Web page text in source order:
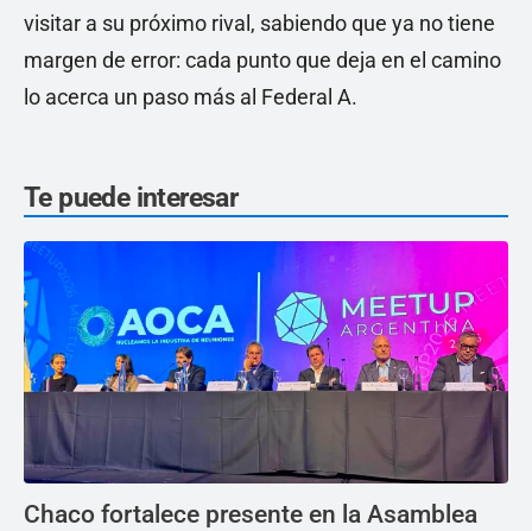
visitar a su próximo rival, sabiendo que ya no tiene
margen de error: cada punto que deja en el camino
lo acerca un paso más al Federal A.
Te puede interesar
Chaco fortalece presente en la Asamblea